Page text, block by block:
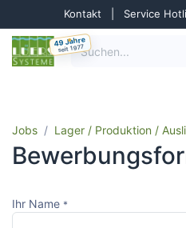
Zum Inhalt springen
Kontakt Service
49 Jahre
seit 1977
Jobs Lager / Produktion /
Ihr Name *